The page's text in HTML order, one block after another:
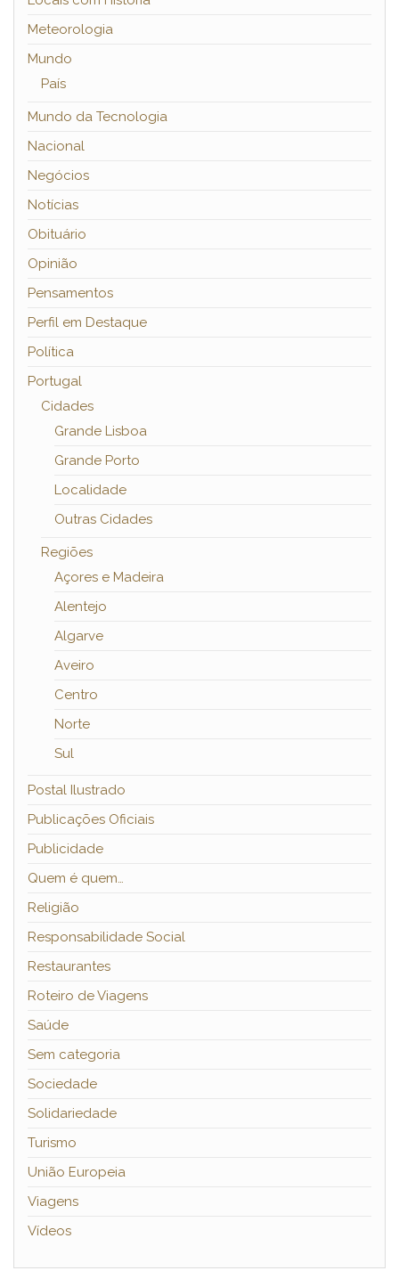
Meteorologia
Mundo
País
Mundo da Tecnologia
Nacional
Negócios
Notícias
Obituário
Opinião
Pensamentos
Perfil em Destaque
Política
Portugal
Cidades
Grande Lisboa
Grande Porto
Localidade
Outras Cidades
Regiões
Açores e Madeira
Alentejo
Algarve
Aveiro
Centro
Norte
Sul
Postal Ilustrado
Publicações Oficiais
Publicidade
Quem é quem…
Religião
Responsabilidade Social
Restaurantes
Roteiro de Viagens
Saúde
Sem categoria
Sociedade
Solidariedade
Turismo
União Europeia
Viagens
Vídeos